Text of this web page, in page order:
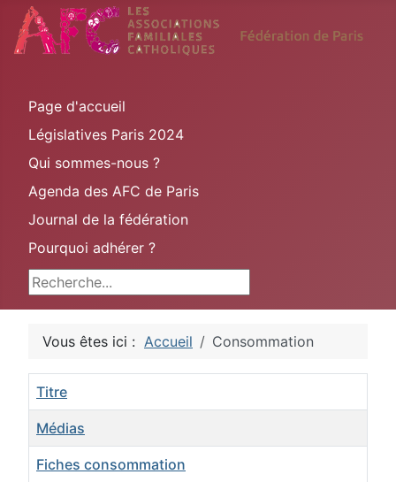
Page d'accueil
Législatives Paris 2024
Qui sommes-nous ?
Agenda des AFC de Paris
Journal de la fédération
Pourquoi adhérer ?
Rechercher
Vous êtes ici : Accueil Consommation
Titre
Médias
Fiches consommation